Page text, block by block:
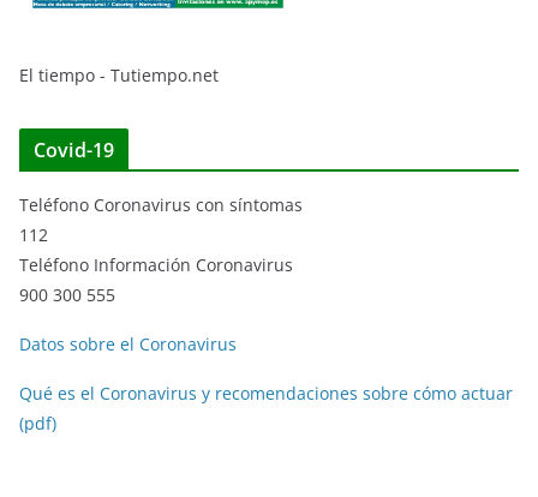
El tiempo - Tutiempo.net
Covid-19
Teléfono Coronavirus con síntomas
112
Teléfono Información Coronavirus
900 300 555
Datos sobre el Coronavirus
Qué es el Coronavirus y recomendaciones sobre cómo actuar
(pdf)